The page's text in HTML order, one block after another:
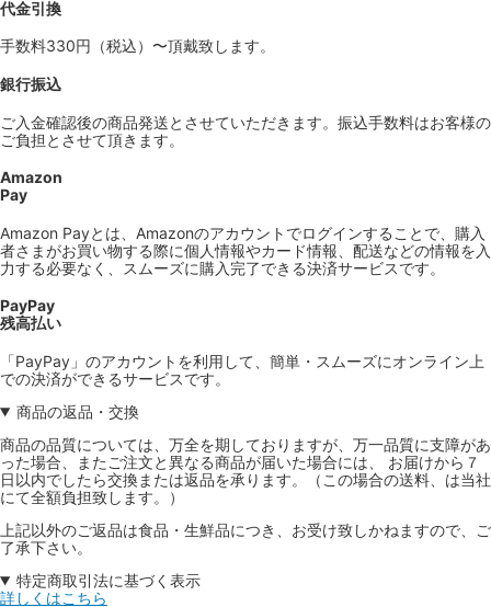
代金引換
手数料330円（税込）〜頂戴致します。
銀行振込
ご入金確認後の商品発送とさせていただきます。振込手数料はお客様の
ご負担とさせて頂きます。
Amazon
Pay
Amazon Payとは、Amazonのアカウントでログインすることで、購入
者さまがお買い物する際に個人情報やカード情報、配送などの情報を入
力する必要なく、スムーズに購入完了できる決済サービスです。
PayPay
残高払い
「PayPay」のアカウントを利用して、簡単・スムーズにオンライン上
での決済ができるサービスです。
商品の返品・交換
商品の品質については、万全を期しておりますが、万一品質に支障があ
った場合、またご注文と異なる商品が届いた場合には、 お届けから７
日以内でしたら交換または返品を承ります。（この場合の送料、は当社
にて全額負担致します。）
上記以外のご返品は食品・生鮮品につき、お受け致しかねますので、ご
了承下さい。
特定商取引法に基づく表示
詳しくはこちら